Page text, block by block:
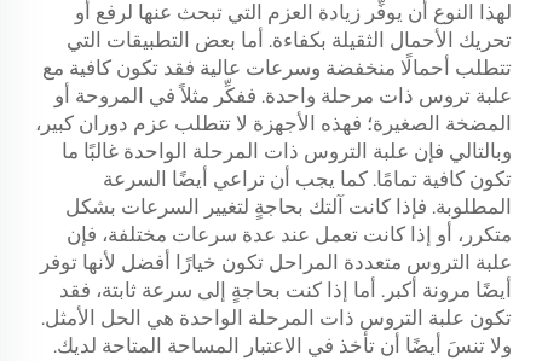
لهذا النوع أن يوفِّر زيادة العزم التي تبحث عنها لرفع أو
تحريك الأحمال الثقيلة بكفاءة. أما بعض التطبيقات التي
تتطلب أحمالًا منخفضة وسرعات عالية فقد تكون كافية مع
علبة تروس ذات مرحلة واحدة. ففكِّر مثلاً في المروحة أو
المضخة الصغيرة؛ فهذه الأجهزة لا تتطلب عزم دوران كبير،
وبالتالي فإن علبة التروس ذات المرحلة الواحدة غالبًا ما
تكون كافية تمامًا. كما يجب أن تراعي أيضًا السرعة
المطلوبة. فإذا كانت آلتك بحاجةٍ لتغيير السرعات بشكل
متكرر، أو إذا كانت تعمل عند عدة سرعات مختلفة، فإن
علبة التروس متعددة المراحل تكون خيارًا أفضل لأنها توفر
أيضًا مرونة أكبر. أما إذا كنت بحاجةٍ إلى سرعة ثابتة، فقد
تكون علبة التروس ذات المرحلة الواحدة هي الحل الأمثل.
ولا تنسَ أيضًا أن تأخذ في الاعتبار المساحة المتاحة لديك.